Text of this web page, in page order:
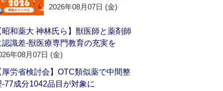
2026年08月07日 (金)
昭和薬大 神林氏ら】獣医師と薬剤師
認識差‐獣医療専門教育の充実を
年08月07日 (金)
厚労省検討会】OTC類似薬で中間整
‐77成分1042品目が対象に